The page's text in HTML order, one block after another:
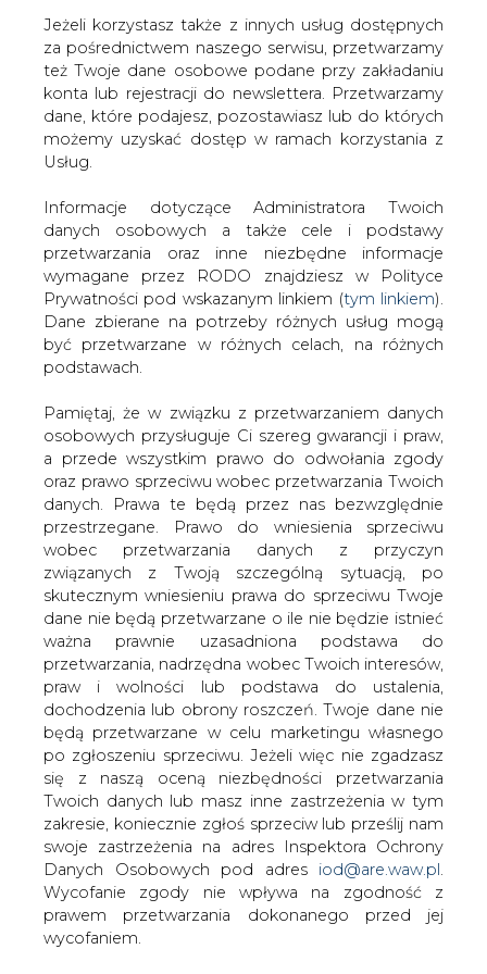
Jeżeli korzystasz także z innych usług dostępnych
za pośrednictwem naszego serwisu, przetwarzamy
też Twoje dane osobowe podane przy zakładaniu
konta lub rejestracji do newslettera. Przetwarzamy
dane, które podajesz, pozostawiasz lub do których
możemy uzyskać dostęp w ramach korzystania z
Usług.
Informacje dotyczące Administratora Twoich
danych osobowych a także cele i podstawy
przetwarzania oraz inne niezbędne informacje
wymagane przez RODO znajdziesz w Polityce
Prywatności pod wskazanym linkiem (tym linkiem).
Dane zbierane na potrzeby różnych usług mogą
być przetwarzane w różnych celach, na różnych
podstawach.
Pamiętaj, że w związku z przetwarzaniem danych
osobowych przysługuje Ci szereg gwarancji i praw,
a przede wszystkim prawo do odwołania zgody
oraz prawo sprzeciwu wobec przetwarzania Twoich
danych. Prawa te będą przez nas bezwzględnie
przestrzegane. Prawo do wniesienia sprzeciwu
wobec przetwarzania danych z przyczyn
związanych z Twoją szczególną sytuacją, po
skutecznym wniesieniu prawa do sprzeciwu Twoje
dane nie będą przetwarzane o ile nie będzie istnieć
ważna prawnie uzasadniona podstawa do
przetwarzania, nadrzędna wobec Twoich interesów,
praw i wolności lub podstawa do ustalenia,
dochodzenia lub obrony roszczeń. Twoje dane nie
będą przetwarzane w celu marketingu własnego
po zgłoszeniu sprzeciwu. Jeżeli więc nie zgadzasz
się z naszą oceną niezbędności przetwarzania
Twoich danych lub masz inne zastrzeżenia w tym
zakresie, koniecznie zgłoś sprzeciw lub prześlij nam
swoje zastrzeżenia na adres Inspektora Ochrony
Danych Osobowych pod adres iod@are.waw.pl
Wycofanie zgody nie wpływa na zgodność z
prawem przetwarzania dokonanego przed jej
wycofaniem.
Strona główna TRANSPORT /
Enea Elektrownia
Połaniec szuka przewoźnika do transportu 1 mln ton
węgla
2022-01-19 07:00
drukuj
skomentuj
udostępnij:
Enea Elektrownia Połaniec szuka
przewoźnika do transportu 1 mln
ton węgla
Enea Elektrownia Połaniec ogłosiła
przetarg na transport do 1 mln ton węgla
energetycznego w okresie 12 miesięcy.
Zamówienie zostało podzielone na dwa
zadania.
Przedmiotem zamówienia jest wykonanie usługi
przewozu transportem kolejowym węgla
energetycznego z kopalń Polskiej Grupy Górniczej,